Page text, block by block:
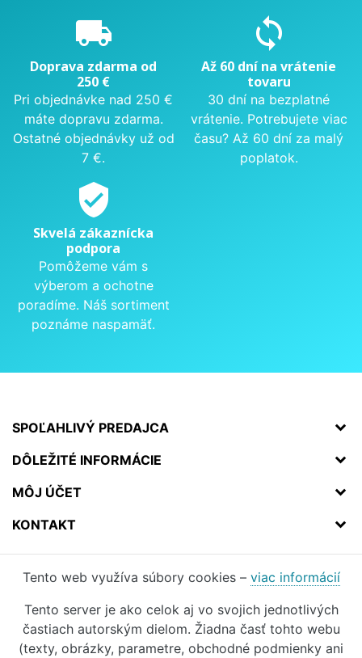
local_shipping
Doprava zdarma od
250 €
Pri objednávke nad 250 €
máte dopravu zdarma.
Ostatné objednávky už od
7 €.
sync
Až 60 dní na vrátenie
tovaru
30 dní na bezplatné
vrátenie. Potrebujete viac
času? Až 60 dní za malý
poplatok.
verified_user
Skvelá zákaznícka
podpora
Pomôžeme vám s
výberom a ochotne
poradíme. Náš sortiment
poznáme naspamäť.
SPOĽAHLIVÝ PREDAJCA
DÔLEŽITÉ INFORMÁCIE
MÔJ ÚČET
KONTAKT
Tento web využíva súbory cookies – viac informácií
Tento server je ako celok aj vo svojich jednotlivých
častiach autorským dielom. Žiadna časť tohto webu
(texty, obrázky, parametre, obchodné podmienky ani